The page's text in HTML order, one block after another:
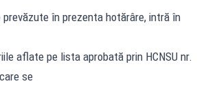
în prezenta hotărâre, intră în
aflate pe lista aprobată prin HCNSU nr.
se